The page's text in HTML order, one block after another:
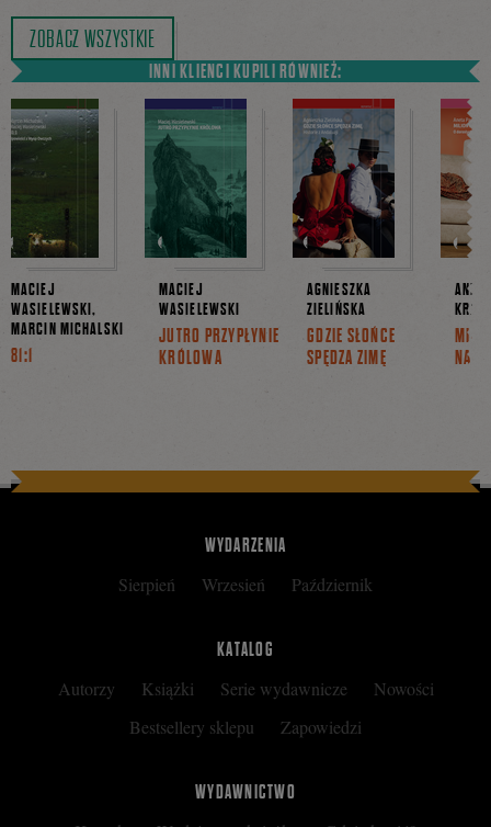
ZOBACZ WSZYSTKIE
INNI KLIENCI KUPILI RÓWNIEŻ:
MACIEJ
WASIELEWSKI,
MARCIN MICHALSKI
81:1
MACIEJ
WASIELEWSKI
JUTRO PRZYPŁYNIE
KRÓLOWA
AGNIESZKA
ZIELIŃSKA
GDZIE SŁOŃCE
SPĘDZA ZIMĘ
KRAĆ
WYDARZENIA
Sierpień Wrzesień Październik
KATALOG
Autorzy Książki Serie wydawnicze
Nowości
Bestsellery sklepu
Zapowiedzi
WYDAWNICTWO